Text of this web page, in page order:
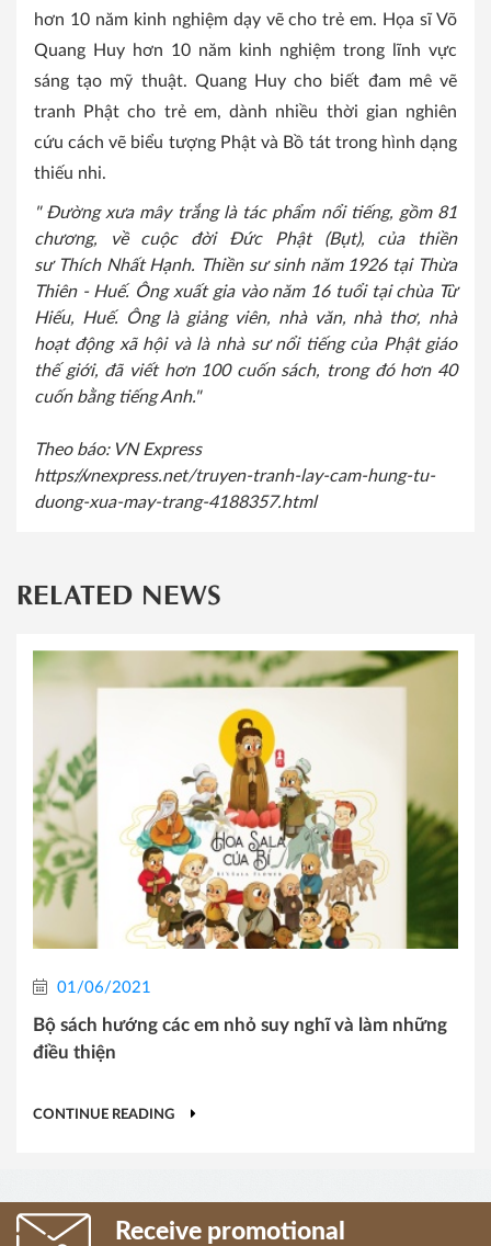
hơn 10 năm kinh nghiệm dạy vẽ cho trẻ em. Họa sĩ Võ
Quang Huy hơn 10 năm kinh nghiệm trong lĩnh vực
sáng tạo mỹ thuật. Quang Huy cho biết đam mê vẽ
tranh Phật cho trẻ em, dành nhiều thời gian nghiên
cứu cách vẽ biểu tượng Phật và Bồ tát trong hình dạng
thiếu nhi.
" Đường xưa mây trắng là tác phẩm nổi tiếng, gồm 81
chương, về cuộc đời Đức Phật (Bụt), của thiền
sư Thích Nhất Hạnh. Thiền sư sinh năm 1926 tại Thừa
Thiên - Huế. Ông xuất gia vào năm 16 tuổi tại chùa Từ
Hiếu, Huế. Ông là giảng viên, nhà văn, nhà thơ, nhà
hoạt động xã hội và là nhà sư nổi tiếng của Phật giáo
thế giới, đã viết hơn 100 cuốn sách, trong đó hơn 40
cuốn bằng tiếng Anh."
Theo báo: VN Express
https://vnexpress.net/truyen-tranh-lay-cam-hung-tu-
duong-xua-may-trang-4188357.html
RELATED NEWS
01/06/2021
Bộ sách hướng các em nhỏ suy nghĩ và làm những
điều thiện
CONTINUE READING
Receive promotional